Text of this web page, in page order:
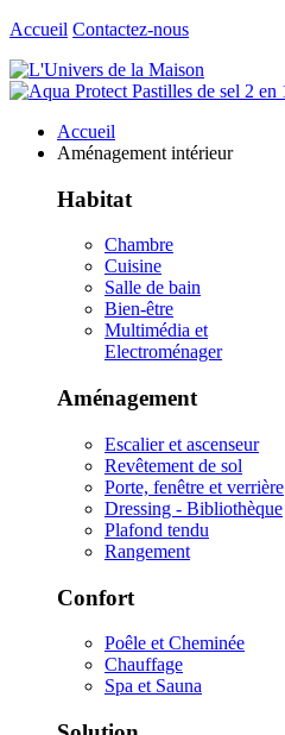
Accueil Contactez-nous
Accueil
Aménagement intérieur
Habitat
Chambre
Cuisine
Salle de bain
Bien-être
Multimédia et
Electroménager
Aménagement
Escalier et ascenseur
Revêtement de sol
Porte, fenêtre et verrière
Dressing - Bibliothèque
Plafond tendu
Rangement
Confort
Poêle et Cheminée
Chauffage
Spa et Sauna